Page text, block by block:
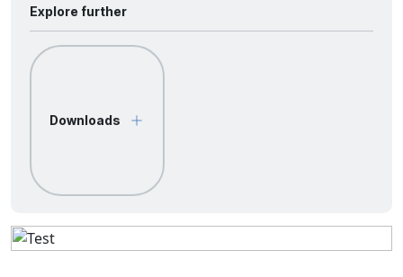
Explore further
Downloads